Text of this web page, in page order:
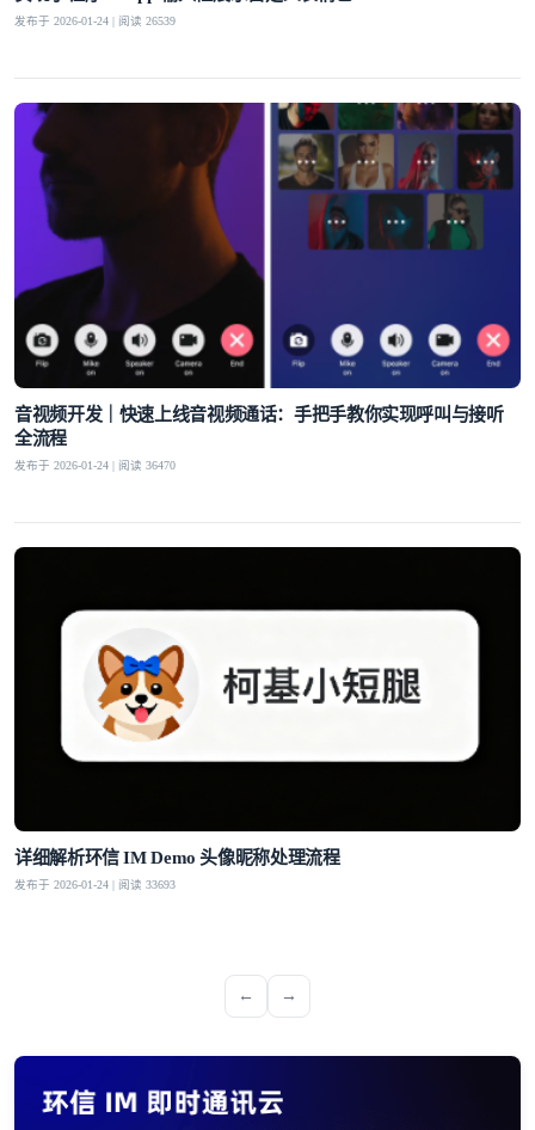
发布于 2026-01-24 | 阅读 26539
音视频开发｜快速上线音视频通话：手把手教你实现呼叫与接听
全流程
发布于 2026-01-24 | 阅读 36470
详细解析环信 IM Demo 头像昵称处理流程
发布于 2026-01-24 | 阅读 33693
← →
我已阅读并同意 通讯云服务条款 和通讯云隐私政策
登录即时通讯云
登录客服云